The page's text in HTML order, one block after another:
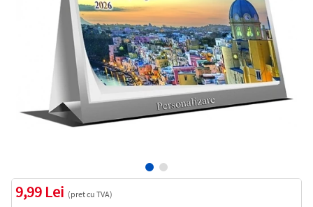
9,99 Lei (pret cu TVA)